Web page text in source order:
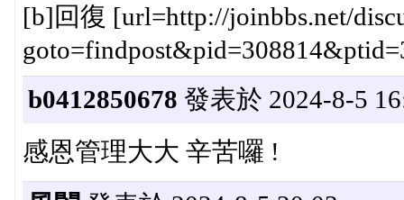
[b]回復 [url=http://joinbbs.net/
b0412850678 發表於 2024-8-5
感恩管理大大 辛苦囉 !